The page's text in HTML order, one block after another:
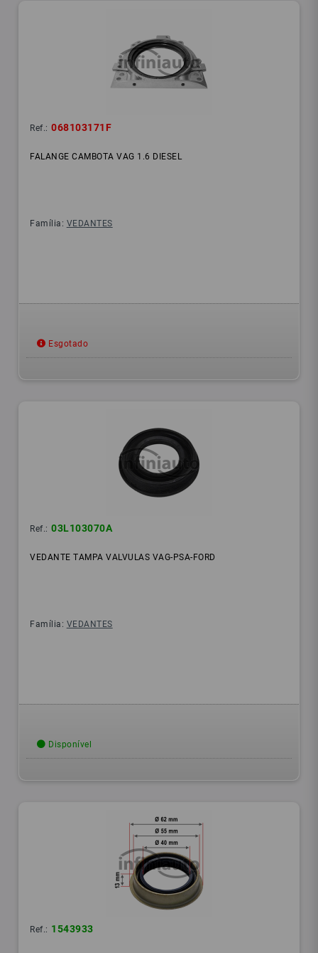
Ref.: 068103171F
FALANGE CAMBOTA VAG 1.6 DIESEL
Família: VEDANTES
Esgotado
Ref.: 03L103070A
VEDANTE TAMPA VALVULAS VAG-PSA-FORD
Família: VEDANTES
Disponível
Ref.: 1543933